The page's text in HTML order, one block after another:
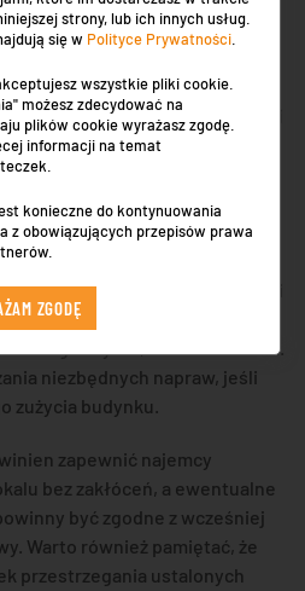
NAJMU LOKALU
i najemca mają określone
najmu. Najemca ma prawo
z jego przeznaczeniem oraz
zmian, o ile nie naruszają
to obejmować np.
działalności, jednak
zgody wynajmującego. Z kolei
do utrzymania lokalu w
użytku, co oznacza m.in.
niezbędnych napraw, jeśli
zużycia budynku.
zapewnić najemcy
bez zakłóceń, a ewentualne
być zgodne z wcześniej
Warto również pamiętać, że
przestrzegania ustalonych
strony, lub ich innych usług.
się w Polityce Prywatności
wszystkie pliki cookie.
możesz zdecydować na
plików cookie wyrażasz zgodę.
informacji na temat
konieczne do kontynuowania
z obowiązujących przepisów prawa
ZGODĘ